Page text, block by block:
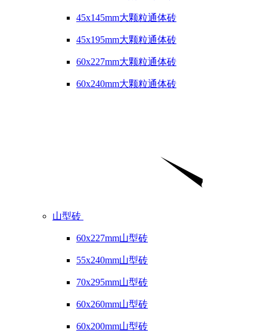
45x145mm大颗粒通体砖
45x195mm大颗粒通体砖
60x227mm大颗粒通体砖
60x240mm大颗粒通体砖
山型砖
60x227mm山型砖
55x240mm山型砖
70x295mm山型砖
60x260mm山型砖
60x200mm山型砖